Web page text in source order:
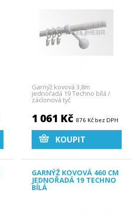
Garnýž kovová 3,8m
jednořadá 19 Techno bílá /
záclonová tyč
1 061 Kč 876 Kč bez DPH
KOUPIT
GARNÝŽ KOVOVÁ 460 CM
JEDNOŘADÁ 19 TECHNO
BÍLÁ